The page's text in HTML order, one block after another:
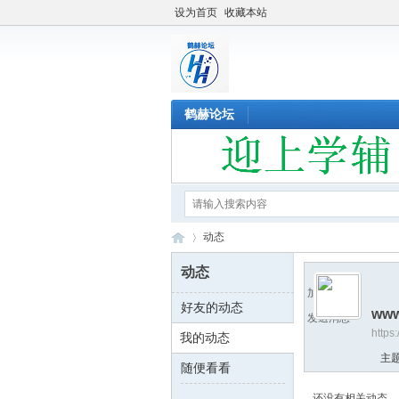
设为首页 收藏本站
鹤赫论坛
鹤 ›
动态
动态
好友的动态
我的动态
随便看看
加为好友
发送消息
主